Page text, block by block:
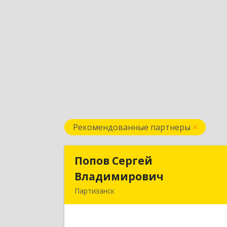
Рекомендованные партнеры
Попов Сергей
Владимирович
Партизанск
Попов Сергей
Владимирович